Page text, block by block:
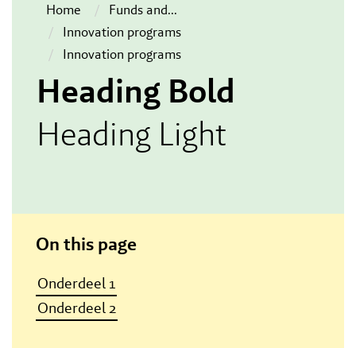
Home Funds and...
Innovation programs
Innovation programs
Heading Bold
Heading Light
On this page
Onderdeel 1
Onderdeel 2